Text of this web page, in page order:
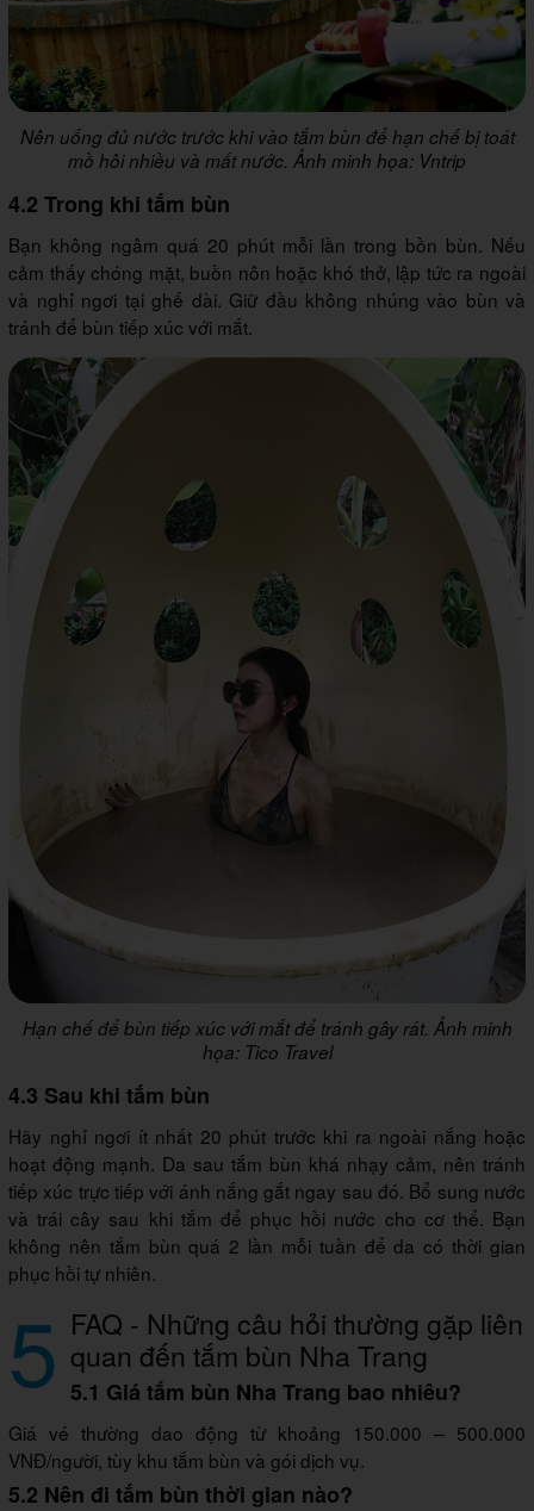
Nên uống đủ nước trước khi vào tắm bùn để hạn chế bị toát
mồ hôi nhiều và mất nước. Ảnh minh họa: Vntrip
4.2 Trong khi tắm bùn
Bạn không ngâm quá 20 phút mỗi lần trong bồn bùn. Nếu
cảm thấy chóng mặt, buồn nôn hoặc khó thở, lập tức ra ngoài
và nghỉ ngơi tại ghế dài. Giữ đầu không nhúng vào bùn và
tránh để bùn tiếp xúc với mắt.
Hạn chế để bùn tiếp xúc với mắt để tránh gây rát. Ảnh minh
họa: Tico Travel
4.3 Sau khi tắm bùn
Hãy nghỉ ngơi ít nhất 20 phút trước khi ra ngoài nắng hoặc
hoạt động mạnh. Da sau tắm bùn khá nhạy cảm, nên tránh
tiếp xúc trực tiếp với ánh nắng gắt ngay sau đó. Bổ sung nước
và trái cây sau khi tắm để phục hồi nước cho cơ thể. Bạn
không nên tắm bùn quá 2 lần mỗi tuần để da có thời gian
phục hồi tự nhiên.
5 FAQ - Những câu hỏi thường gặp liên
quan đến tắm bùn Nha Trang
5.1 Giá tắm bùn Nha Trang bao nhiêu?
Giá vé thường dao động từ khoảng 150.000 – 500.000
VNĐ/người, tùy khu tắm bùn và gói dịch vụ.
5.2 Nên đi tắm bùn thời gian nào?